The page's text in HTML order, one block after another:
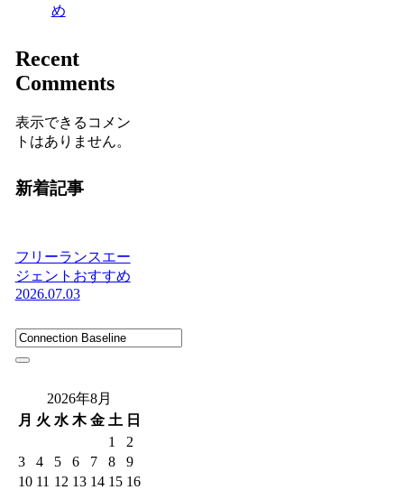
め
Recent
Comments
表示できるコメン
トはありません。
新着記事
フリーランスエー
ジェントおすすめ
2026.07.03
2026年8月
月 火 水 木 金 土 日
1
2
3
4 5 6 7 8
9
10 11 12 13 14 15 16